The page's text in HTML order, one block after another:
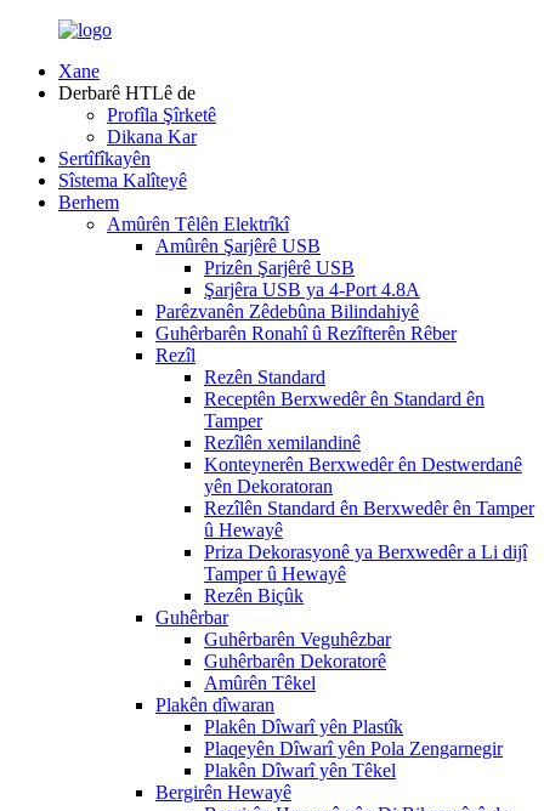
Xane
Derbarê HTLê de
Profîla Şîrketê
Dikana Kar
Sertîfîkayên
Sîstema Kalîteyê
Berhem
Amûrên Têlên Elektrîkî
Amûrên Şarjêrê USB
Prizên Şarjêrê USB
Şarjêra USB ya 4-Port 4.8A
Parêzvanên Zêdebûna Bilindahiyê
Guhêrbarên Ronahî û Rezîfterên Rêber
Rezîl
Rezên Standard
Receptên Berxwedêr ên Standard ên
Tamper
Rezîlên xemilandinê
Konteynerên Berxwedêr ên Destwerdanê
yên Dekoratoran
Rezîlên Standard ên Berxwedêr ên Tamper
û Hewayê
Priza Dekorasyonê ya Berxwedêr a Li dijî
Tamper û Hewayê
Rezên Biçûk
Guhêrbar
Guhêrbarên Veguhêzbar
Guhêrbarên Dekoratorê
Amûrên Têkel
Plakên dîwaran
Plakên Dîwarî yên Plastîk
Plaqeyên Dîwarî yên Pola Zengarnegir
Plakên Dîwarî yên Têkel
Bergirên Hewayê